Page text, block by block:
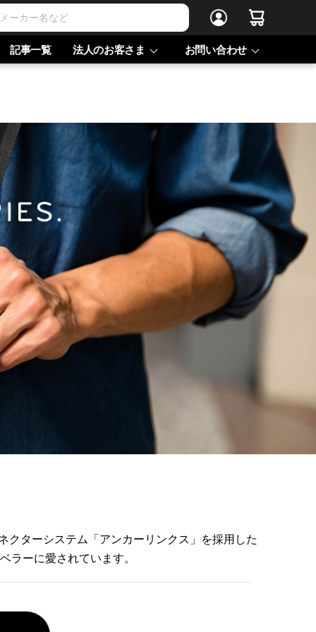
記事一覧 法人のお客さま お問い合わせ
クターシステム「アンカーリンクス」を採用した
ラーに愛されています。